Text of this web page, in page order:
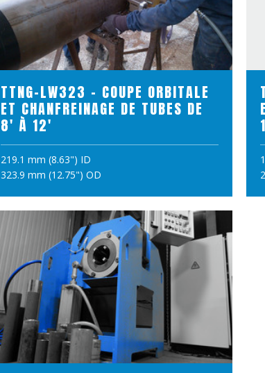
TTNG-LW323 - COUPE ORBITALE
ET CHANFREINAGE DE TUBES DE
8' À 12'
219.1 mm (8.63") ID
323.9 mm (12.75") OD
VOIR LE PRODUIT
AJOUTER AU PANIER
VOIR LE PRODUIT